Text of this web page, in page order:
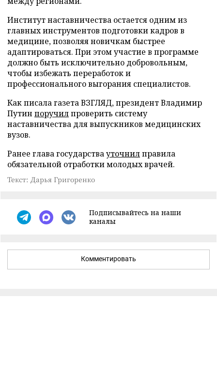
Институт наставничества остается одним из
главных инструментов подготовки кадров в
медицине, позволяя новичкам быстрее
адаптироваться. При этом участие в программе
должно быть исключительно добровольным,
чтобы избежать переработок и
профессионального выгорания специалистов.
Как писала газета ВЗГЛЯД, президент Владимир
Путин поручилпроверить систему
наставничества для выпускников медицинских
вузов.
Ранее глава государствауточнилправила
обязательной отработки молодых врачей.
Текст: Дарья Григоренко
Подписывайтесь на наши
каналы
Комментировать